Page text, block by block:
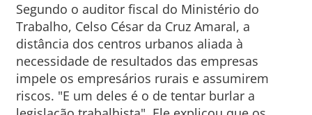
Segundo o auditor fiscal do Ministério do
Trabalho, Celso César da Cruz Amaral, a
distância dos centros urbanos aliada à
necessidade de resultados das empresas
impele os empresários rurais e assumirem
riscos. "E um deles é o de tentar burlar a